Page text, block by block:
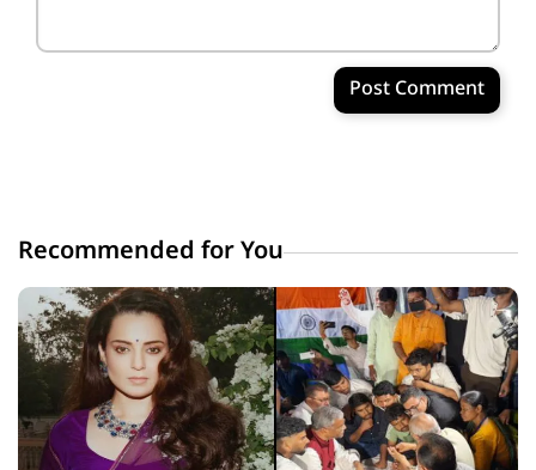
Post Comment
Recommended for You